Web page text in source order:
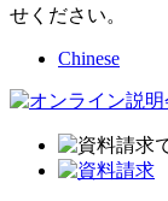
Chinese